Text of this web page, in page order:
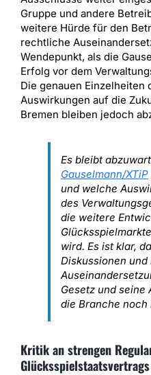
Gruppe und andere
weitere Hürde für den
rechtliche
Wendepunkt, als die
Erfolg vor dem
Die genauen Einzelheiten
Auswirkungen auf die
Bremen bleiben jedoch
Es bleibt
Gauselmann/XTiP
und welche
des
die weitere
wird. Es ist klar,
Diskussionen
Gesetz und seine
die Branche
Kritik an strengen